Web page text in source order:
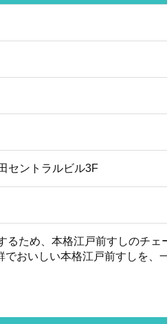
セントラルビル3F
るため、本格江戸前すしのチ
でおいしい本格江戸前すしを